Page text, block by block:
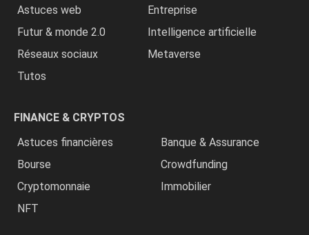
Astuces web
Entreprise
Futur & monde 2.0
Intelligence artificielle
Réseaux sociaux
Metaverse
Tutos
FINANCE & CRYPTOS
Astuces financières
Banque & Assurance
Bourse
Crowdfunding
Cryptomonnaie
Immobilier
NFT